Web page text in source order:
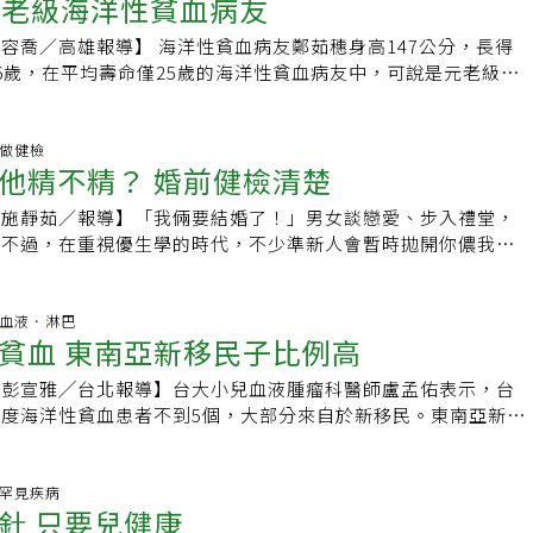
胞檢查，確定是健康胚胎，避免染色體或基因異常才讓媽媽
胎，也可以提高媽媽的受孕率。陳俊凱說，胚胎基因篩檢的
協助高齡產婦檢查唐氏症、染色體異常，目前已經可到單一
疾病技術成熟，也可與國外合作完成診斷。由於基因篩檢需
能自然受孕，因此必須自費一次8至12萬元的試管嬰兒費用，
萬元。雖然可幫忙篩選健康胚胎，不過陳俊凱也說，一般試管
右，37歲以後婦女的成功率更大為下降，越年輕成功率越
用不低，因此有生育打算，還是得盡早進行篩檢、受孕。
，她是女性分離術捐血最高次數，從民國83年開始持續捐血
計達750次，除此之外，她還是高雄捐血中心的捐血服務志
淨，她堅持不吃太多的肉食，每天保持運動，她說定期捐
更好。另一名是分離術捐血的鍾禮聰，也是鳳山金聲號捐血
表揚計有，國立屏東科技大學等22所績優學校，獲頒贈教育
地區等48個績優社團，獲頒贈內政部獎狀；國軍部隊有陸
10個績優國軍部隊。
級海洋性貧血病友
喬／高雄報導】 海洋性貧血病友鄭茹穗身高147公分，長得
，在平均壽命僅25歲的海洋性貧血病友中，可說是元老級大
。蘇榮茂表示，海洋性貧血患者因造血功能缺陷，未及時治
須終生輸血維生；父母一方帶有海洋性貧血遺傳基因，子女
海洋性貧血。83年將海洋性貧血基因檢測納入產檢項目後，
，但今年又有外籍配偶及十多歲年輕夫妻，因交通不便未作
血寶寶。鄭茹穗在7個月大時被確診為海洋性貧血病Beta型
才讓原本因心臟嚴重衰竭數度住進加護病房的她，逐漸恢復
健檢
精不精？ 婚前健檢清楚
靜茹／報導】「我倆要結婚了！」男女談戀愛、步入禮堂，
過，在重視優生學的時代，不少準新人會暫時拋開你儂我
奇，婚前健檢在檢查些什麼？台大健檢人員表示，主要是抽
性貧血基因、Ｂ型肝炎、愛滋病毒等，及女方是否曾接種德
還有尿液和Ｘ光檢查；必要時，也可檢查男方的精液，以便
量是否在正常範圍。Ｂ肝和海洋性貧血 能查海洋性貧血，是
疾病之一，醫界統計，約有6%的台灣人帶有這種基因，即可
定期追蹤，都能將此病的威脅減低。是不是愛滋帶原者 難瞞
液．淋巴
血 東南亞新移民子比例高
宣雅╱台北報導】台大小兒血液腫瘤科醫師盧孟佑表示，台
海洋性貧血患者不到5個，大部分來自於新移民。東南亞新移
齡孩子瘦小，臉色蒼白且肝脾腫大，黃疸也很嚴重，因此研
血，若不進行骨髓移植，終身要打針、輸血吃藥。現在侯小
見疾病
只要兒健康